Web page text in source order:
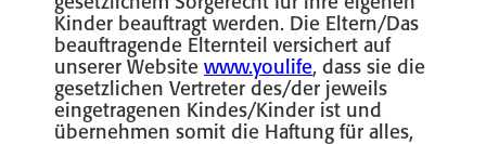
Kinder beauftragt werden. Die Eltern/Das
beauftragende Elternteil versichert auf
unserer Website www.youlife, dass sie die
gesetzlichen Vertreter des/der jeweils
eingetragenen Kindes/Kinder ist und
übernehmen somit die Haftung für alles,